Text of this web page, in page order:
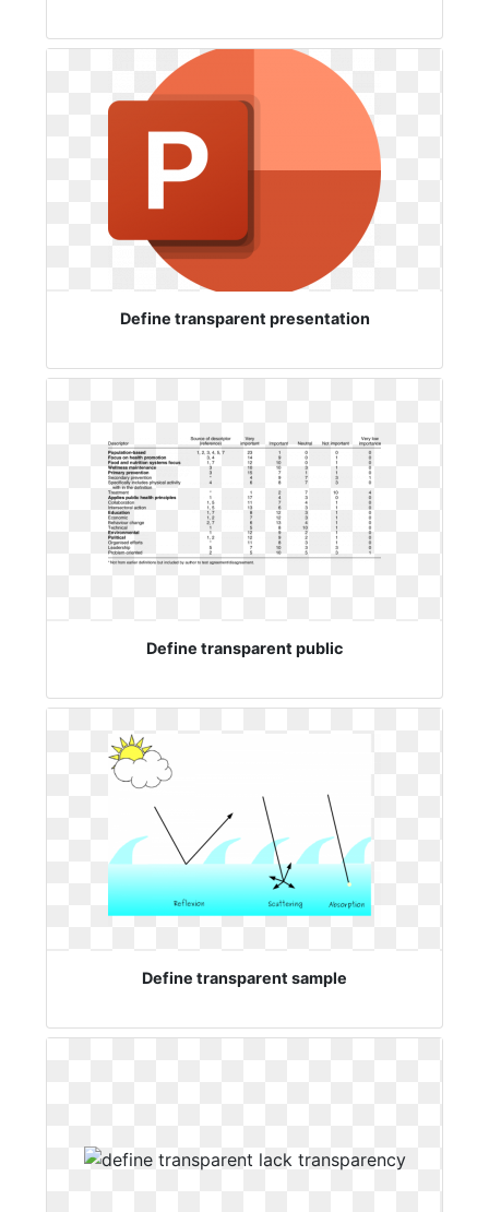
Define transparent presentation
Define transparent public
Define transparent sample